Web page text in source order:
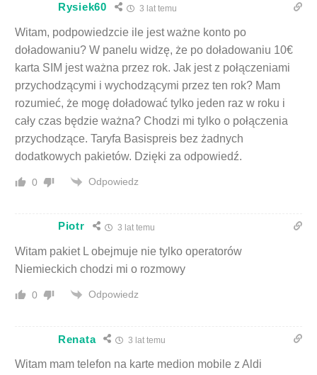
Rysiek60 3 lat temu
Witam, podpowiedzcie ile jest ważne konto po
doładowaniu? W panelu widzę, że po doładowaniu 10€
karta SIM jest ważna przez rok. Jak jest z połączeniami
przychodzącymi i wychodzącymi przez ten rok? Mam
rozumieć, że mogę doładować tylko jeden raz w roku i
cały czas będzie ważna? Chodzi mi tylko o połączenia
przychodzące. Taryfa Basispreis bez żadnych
dodatkowych pakietów. Dzięki za odpowiedź.
0 Odpowiedz
Piotr 3 lat temu
Witam pakiet L obejmuje nie tylko operatorów
Niemieckich chodzi mi o rozmowy
0 Odpowiedz
Renata 3 lat temu
Witam mam telefon na karte medion mobile z Aldi